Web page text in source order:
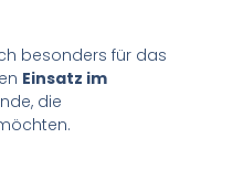
besonders für das
Einsatz im
die